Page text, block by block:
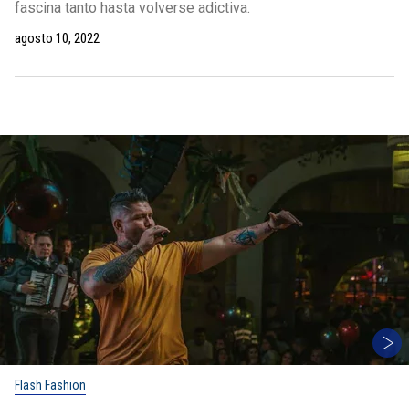
fascina tanto hasta volverse adictiva.
agosto 10, 2022
Flash Fashion